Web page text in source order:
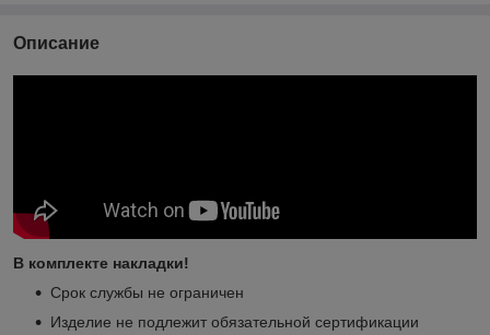
Описание
В комплекте накладки!
Срок службы не ограничен
Изделие не подлежит обязательной сертификации